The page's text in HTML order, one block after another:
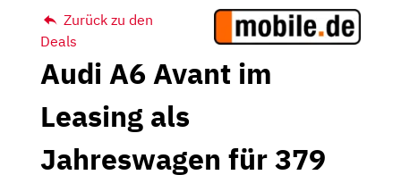
Zurück zu den
Deals
Audi A6 Avant im
Leasing als
Jahreswagen für 379